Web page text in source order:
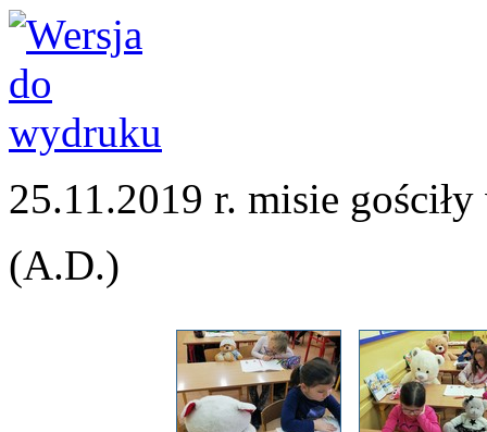
25.11.2019 r. misie
(A.D.)